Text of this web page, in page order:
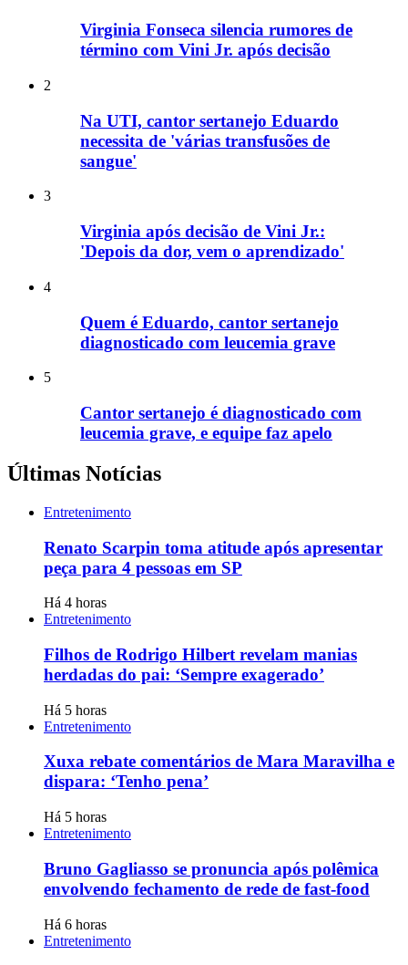
Virginia Fonseca silencia rumores de
término com Vini Jr. após decisão
2
Na UTI, cantor sertanejo Eduardo
necessita de 'várias transfusões de
sangue'
3
Virginia após decisão de Vini Jr.:
'Depois da dor, vem o aprendizado'
4
Quem é Eduardo, cantor sertanejo
diagnosticado com leucemia grave
5
Cantor sertanejo é diagnosticado com
leucemia grave, e equipe faz apelo
Últimas Notícias
Entretenimento
Renato Scarpin toma atitude após apresentar
peça para 4 pessoas em SP
Há 4 horas
Entretenimento
Filhos de Rodrigo Hilbert revelam manias
herdadas do pai: ‘Sempre exagerado’
Há 5 horas
Entretenimento
Xuxa rebate comentários de Mara Maravilha e
dispara: ‘Tenho pena’
Há 5 horas
Entretenimento
Bruno Gagliasso se pronuncia após polêmica
envolvendo fechamento de rede de fast-food
Há 6 horas
Entretenimento